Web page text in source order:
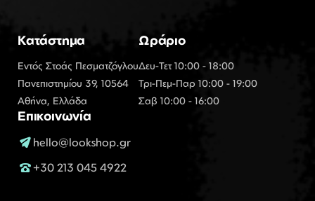
Κατάστημα
Εντός Στοάς Πεσματζόγλου
Πανεπιστημίου 39, 10564
Αθήνα, Ελλάδα
Ωράριο
Δευ-Τετ 10:00 - 18:00
Τρι-Πεμ-Παρ 10:00 - 19:00
Σαβ 10:00 - 16:00
Επικοινωνία
hello@lookshop.gr
+30 213 045 4922